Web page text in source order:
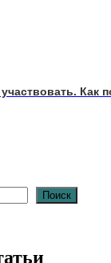
Как
Поиск